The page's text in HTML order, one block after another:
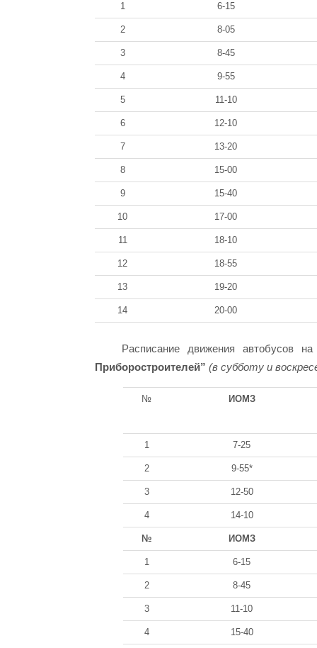
1 6-15
2 8-05
3 8-45
4 9-55
5 11-10
6 12-10
7 13-20
8 15-00
9 15-40
10 17-00
11 18-10
12 18-55
13 19-20
14 20-00
Расписание движения автобусов
Приборостроителей” (в субботу и
№ ИОМЗ
1 7-25
2 9-55*
3 12-50
4 14-10
№ ИОМЗ
1 6-15
2 8-45
3 11-10
4 15-40